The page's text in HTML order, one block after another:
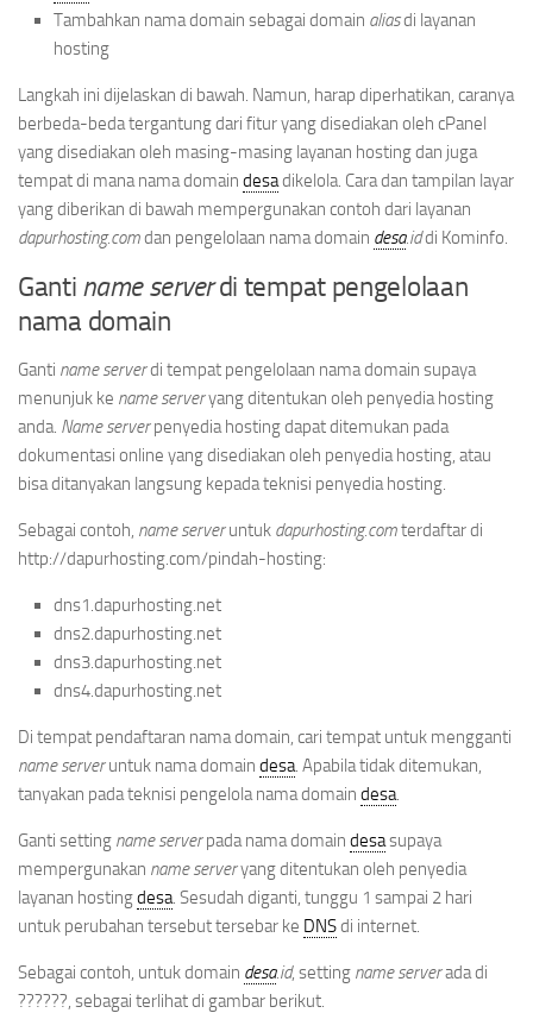
Tambahkan nama domain sebagai domain aliasdi layanan
hosting
Langkah ini dijelaskan di bawah. Namun, harap diperhatikan, caranya
berbeda-beda tergantung dari fitur yang disediakan oleh cPanel
yang disediakan oleh masing-masing layanan hosting dan juga
tempat di mana nama domain desadikelola. Cara dan tampilan layar
yang diberikan di bawah mempergunakan contoh dari layanan
dapurhosting.comdan pengelolaan nama domain desa.iddi Kominfo.
Ganti name serverdi tempat pengelolaan
nama domain
Ganti name serverdi tempat pengelolaan nama domain supaya
menunjuk ke name serveryang ditentukan oleh penyedia hosting
anda. Name serverpenyedia hosting dapat ditemukan pada
dokumentasi online yang disediakan oleh penyedia hosting, atau
bisa ditanyakan langsung kepada teknisi penyedia hosting.
Sebagai contoh, name serveruntuk dapurhosting.comterdaftar di
http://dapurhosting.com/pindah-hosting:
dns1.dapurhosting.net
dns2.dapurhosting.net
dns3.dapurhosting.net
dns4.dapurhosting.net
Di tempat pendaftaran nama domain, cari tempat untuk mengganti
name serveruntuk nama domain desa. Apabila tidak ditemukan,
tanyakan pada teknisi pengelola nama domain desa.
Ganti setting name serverpada nama domain desasupaya
mempergunakan name serveryang ditentukan oleh penyedia
layanan hostingdesa. Sesudah diganti, tunggu 1 sampai 2 hari
untuk perubahan tersebut tersebar ke DNSdi internet.
Sebagai contoh, untuk domain desa.id, setting name serverada di
??????, sebagai terlihat di gambar berikut.